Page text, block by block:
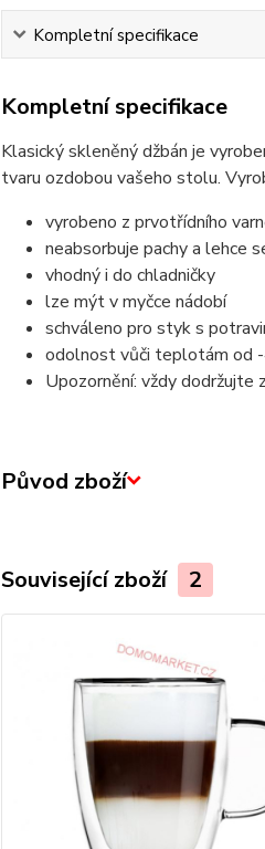
Kompletní specifikace
Kompletní specifikace
Klasický skleněný džbán je
tvaru ozdobou vašeho stolu.
vyrobeno z prvotřídního
neabsorbuje pachy a lehce
vhodný i do chladničky
lze mýt v myčce nádobí
schváleno pro styk s
odolnost vůči teplotám od
Upozornění: vždy dodržujte
Původ zboží
Související zboží 2